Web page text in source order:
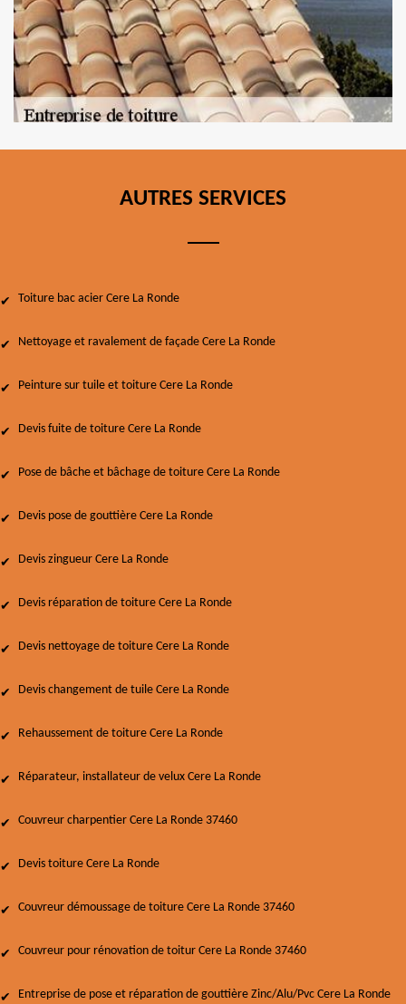
AUTRES SERVICES
Toiture bac acier Cere La Ronde
Nettoyage et ravalement de façade Cere La Ronde
Peinture sur tuile et toiture Cere La Ronde
Devis fuite de toiture Cere La Ronde
Pose de bâche et bâchage de toiture Cere La Ronde
Devis pose de gouttière Cere La Ronde
Devis zingueur Cere La Ronde
Devis réparation de toiture Cere La Ronde
Devis nettoyage de toiture Cere La Ronde
Devis changement de tuile Cere La Ronde
Rehaussement de toiture Cere La Ronde
Réparateur, installateur de velux Cere La Ronde
Couvreur charpentier Cere La Ronde 37460
Devis toiture Cere La Ronde
Couvreur démoussage de toiture Cere La Ronde 37460
Couvreur pour rénovation de toitur Cere La Ronde 37460
Entreprise de pose et réparation de gouttière Zinc/Alu/Pvc Cere La Ronde